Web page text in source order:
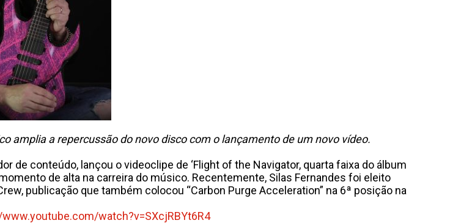
amplia a repercussão do novo disco com o lançamento de um novo vídeo.
de conteúdo, lançou o videoclipe de ‘Flight of the Navigator, quarta faixa do álbum
de alta na carreira do músico. Recentemente, Silas Fernandes foi eleito
publicação que também colocou “Carbon Purge Acceleration” na 6ª posição na
watch?v=SXcjRBYt6R4